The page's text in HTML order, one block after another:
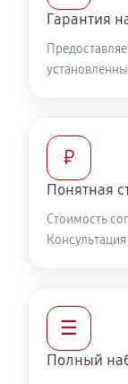
Гарантия
₽
Понятная
Стоимость
☰
Полный